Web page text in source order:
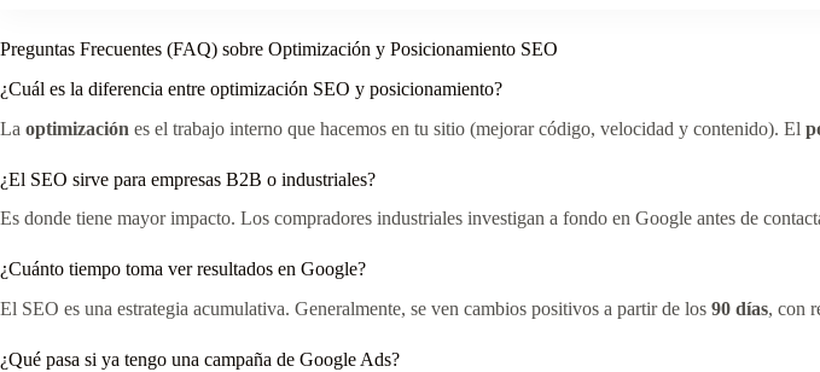
Preguntas Frecuentes (FAQ) sobre Optimización y Posicionamiento SEO
¿Cuál es la diferencia entre optimización SEO y posicionamiento?
La optimización es el trabajo interno que hacemos en tu sitio (mejorar código, velocidad y contenido). El
¿El SEO sirve para empresas B2B o industriales?
Es donde tiene mayor impacto. Los compradores industriales investigan a fondo en Google antes de
¿Cuánto tiempo toma ver resultados en Google?
El SEO es una estrategia acumulativa. Generalmente, se ven cambios positivos a partir de los 90 días, con
¿Qué pasa si ya tengo una campaña de Google Ads?